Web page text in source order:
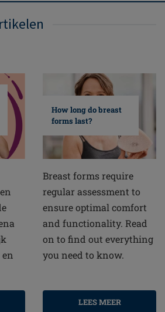
How long do breast
forms last?
Breast forms require
regular assessment to
ensure optimal comfort
and functionality. Read
on to find out everything
you need to know.
LEES MEER